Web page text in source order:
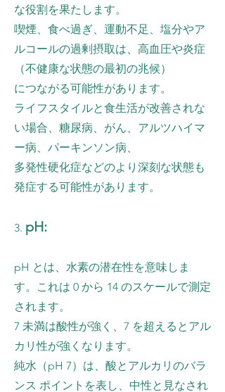
な役割を果たします。
喫煙、食べ過ぎ、運動不足、塩分やア
ルコールの過剰摂取は、高血圧や炎症
（不健康な状態の最初の兆候）
につながる可能性があります。
ライフスタイルと食生活が改善されな
い場合、糖尿病、がん、アルツハイマ
ー病、パーキンソン病、
多発性硬化症などのより深刻な状態も
発症する可能性があります。
3. pH:
pH とは、水素の潜在性を意味しま
す。これは 0 から 14 のスケールで測定
されます。
7 未満は酸性が強く、7 を超えるとアル
カリ性が強くなります。
純水（pH 7）は、酸とアルカリのバラ
ンス ポイントを表し、中性と見なされ